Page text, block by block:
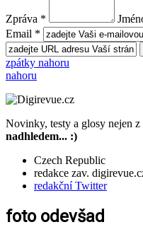
Zpráva *
Email *
zpátky nahoru
nahoru
Novinky, testy a glosy nejen
nadhledem... :)
Czech Republic
redakce zav.
redakční Twitter
foto odevšad